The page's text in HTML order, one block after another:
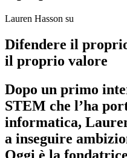
Lauren Hasson su
Difendere il
il proprio valore
Dopo un primo
STEM che l’ha
informatica,
a inseguire
Oggi è la